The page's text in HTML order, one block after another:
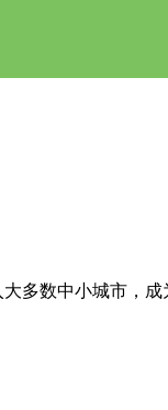
多数中小城市，